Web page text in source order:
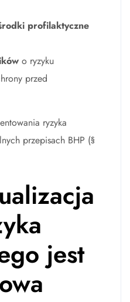
profilaktyczne
o ryzyku
przed
ryzyka
przepisach BHP (§
jest